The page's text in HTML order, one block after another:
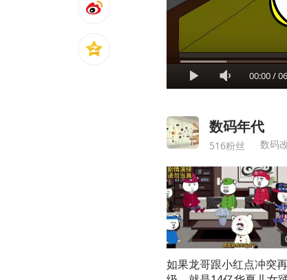
00:00/
数码年代
516粉丝 数码
如果龙哥跟小红点冲突